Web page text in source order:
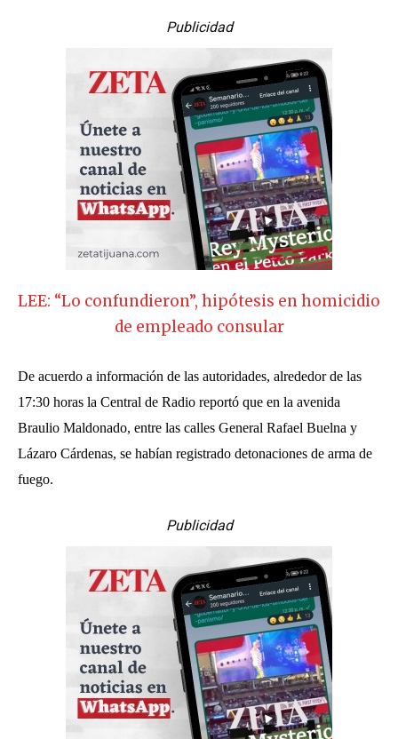
Publicidad
LEE: “Lo confundieron”, hipótesis en homicidio
de empleado consular
De acuerdo a información de las autoridades, alrededor de las
17:30 horas la Central de Radio reportó que en la avenida
Braulio Maldonado, entre las calles General Rafael Buelna y
Lázaro Cárdenas, se habían registrado detonaciones de arma de
fuego.
Publicidad